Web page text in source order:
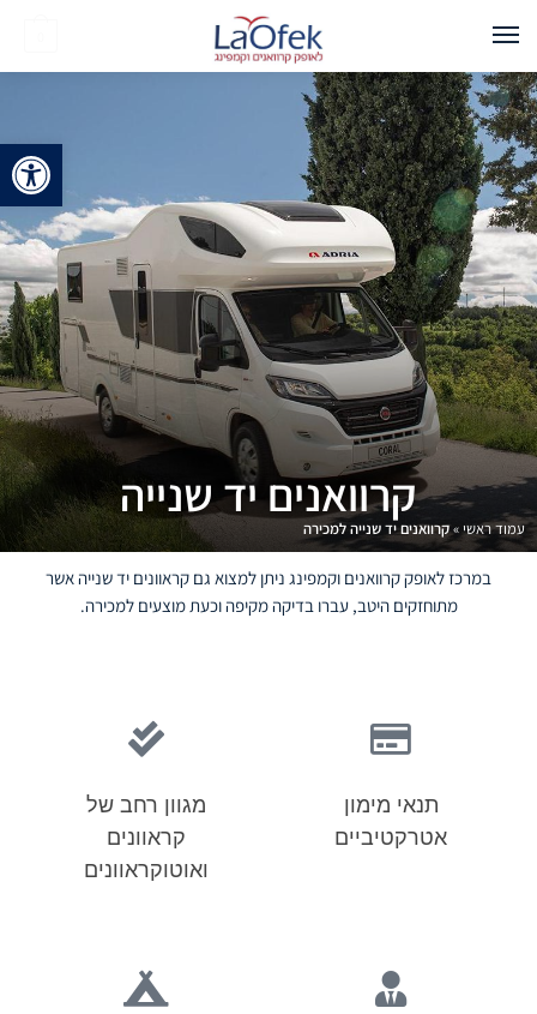
קרוואנים יד שנייה
עמוד ראשי»קרוואנים יד שנייה למכירה
במרכז לאופק קרוואנים וקמפינג ניתן למצוא גם קראוונים יד שנייה אשר
מתוחזקים היטב, עברו בדיקה מקיפה וכעת מוצעים למכירה.
תנאי מימון
אטרקטיביים
מגוון רחב של
קראוונים
ואוטוקראוונים